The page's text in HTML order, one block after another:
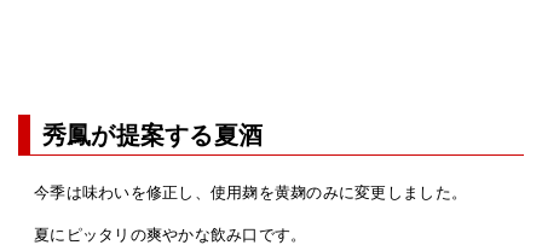
秀鳳が提案する夏酒
今季は味わいを修正し、使用麹を黄麹のみに変更しました。
夏にピッタリの爽やかな飲み口です。